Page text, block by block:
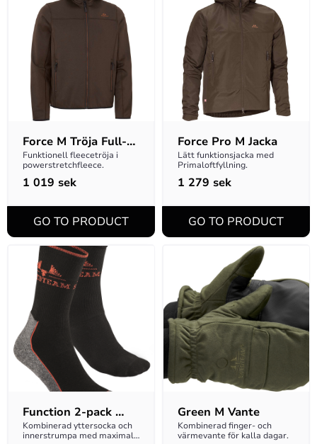
Force M Tröja Full-
zip
Funktionell fleecetröja i
powerstretchfleece.
1 019 sek
Force Pro M Jacka
Lätt funktionsjacka med
Primaloftfyllning.
1 279 sek
Function 2-pack
Socks Black 43-45
Kombinerad yttersocka och
innerstrumpa med maximal
Green M Vante
Kombinerad finger- och
värmevante för kalla dagar.